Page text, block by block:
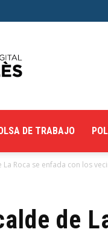
DE TRABAJO
La Roca se enfada con los
de